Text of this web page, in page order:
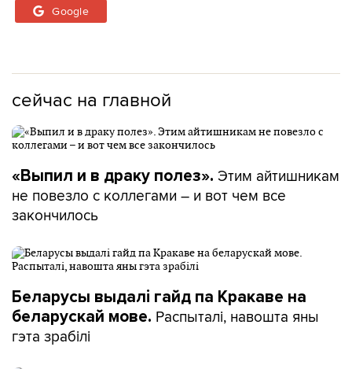
Google
сейчас на главной
«Выпил и в драку полез». Этим айтишникам
не повезло с коллегами – и вот чем все
закончилось
Беларусы выдалі гайд па Кракаве на
беларускай мове. Распыталі, навошта яны
гэта зрабілі